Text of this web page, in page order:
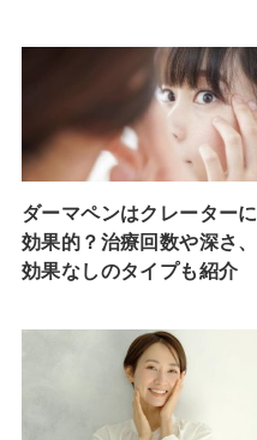
ダーマペンはクレーターに
効果的？治療回数や深さ、
効果なしのタイプも紹介